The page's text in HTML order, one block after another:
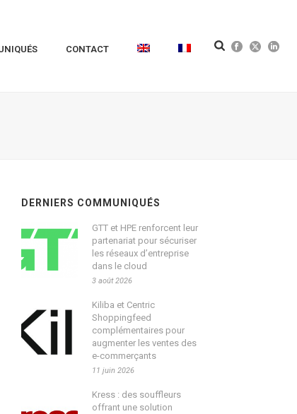
CONTACT
DERNIERS COMMUNIQUÉS
GTT et HPE renforcent leur
partenariat pour sécuriser
les réseaux d’entreprise
dans le cloud
3 août 2026
Kiliba et Centric
Shoppingfeed
complémentaires pour
augmenter les ventes des
e-commerçants
11 juin 2026
Kress : des souffleurs
offrant une solution